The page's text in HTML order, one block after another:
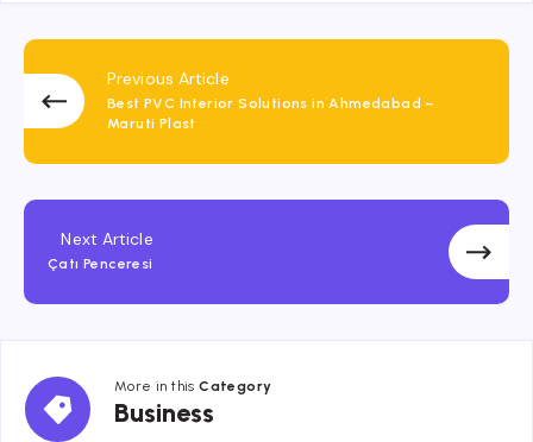
Previous Article
Best PVC Interior Solutions in Ahmedabad –
Maruti Plast
Next Article
Çatı Penceresi
More in thisCategory
Business
Business